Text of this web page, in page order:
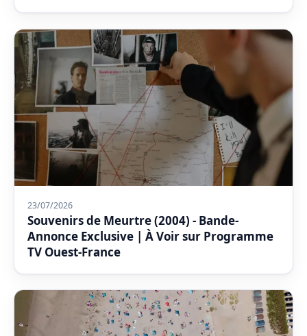
23/07/2026
Souvenirs de Meurtre (2004) - Bande-
Annonce Exclusive | À Voir sur Programme
TV Ouest-France